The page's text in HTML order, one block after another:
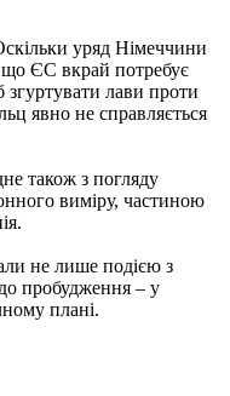
уряд Німеччини
що ЄС вкрай потребує
лави проти
явно не справляється
також з погляду
виміру, частиною
не лише подією з
пробудження – у
плані.